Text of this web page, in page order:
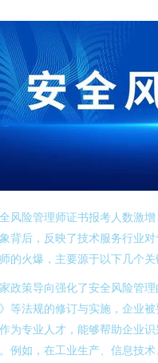
风险管理师证书报考人数激
背后，反映了技术服务行业
的火爆，主要源于以下几个关
政策导向强化了安全风险管
等法规的修订与实施，企业
为专业人才，能够帮助企业
例如，在工业生产、信息技